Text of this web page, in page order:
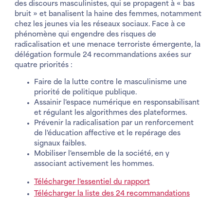
des discours masculinistes, qui se propagent à « bas
bruit » et banalisent la haine des femmes, notamment
chez les jeunes via les réseaux sociaux. Face à ce
phénomène qui engendre des risques de
radicalisation et une menace terroriste émergente, la
délégation formule 24 recommandations axées sur
quatre priorités :
Faire de la lutte contre le masculinisme une
priorité de politique publique.
Assainir l'espace numérique en responsabilisant
et régulant les algorithmes des plateformes.
Prévenir la radicalisation par un renforcement
de l'éducation affective et le repérage des
signaux faibles.
Mobiliser l'ensemble de la société, en y
associant activement les hommes.
Télécharger l'essentiel du rapport
Télécharger la liste des 24 recommandations